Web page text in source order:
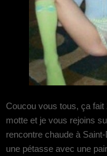
Coucou vous tous, ça
motte et je vous rejoins
rencontre chaude à
une pétasse avec une